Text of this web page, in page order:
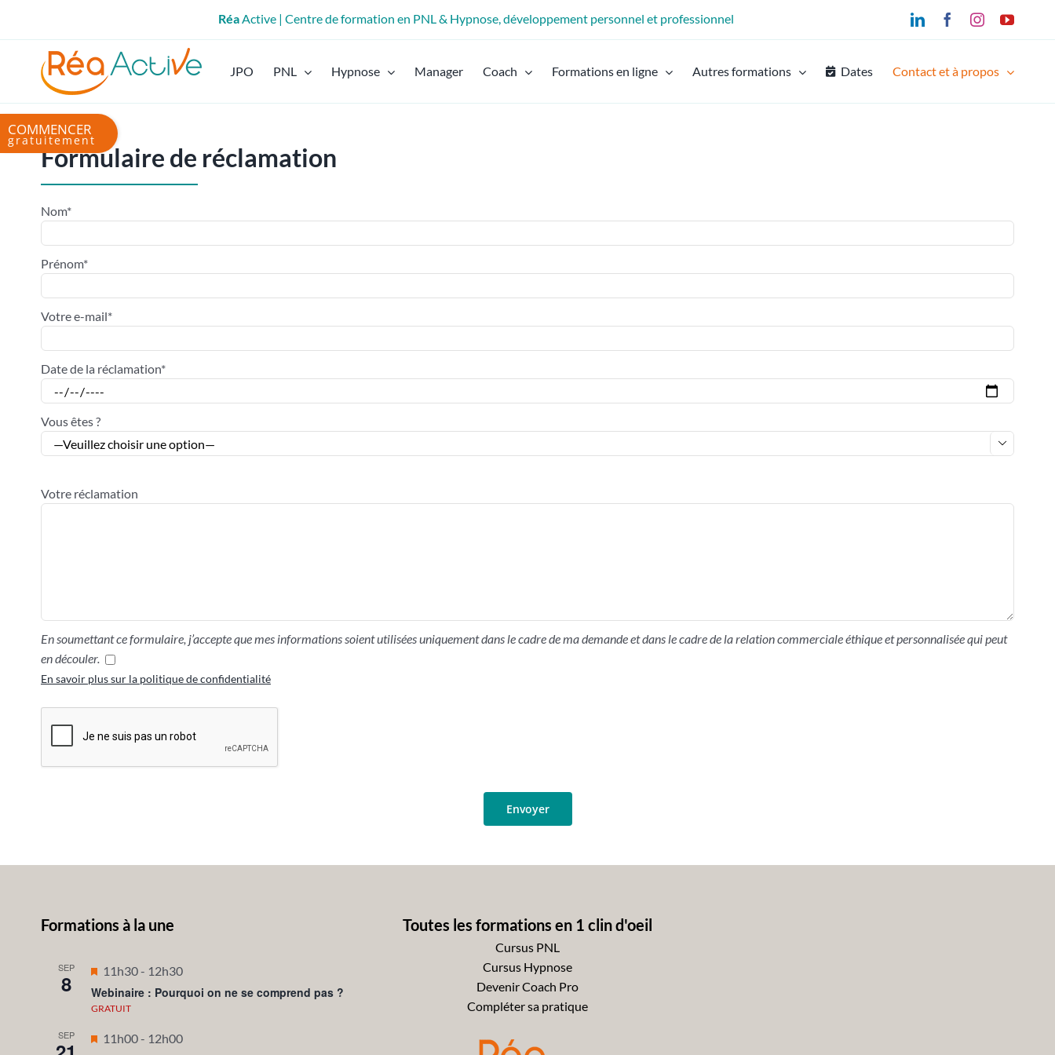
RéaActive | Centre de formation en PNL & Hypnose, développement personnel et professionnel LinkedInFacebookInstagram
JPO PNL Hypnose Manager Coach Formations en ligne Autres formations Dates Contact et à propos
Formulaire de réclamation
Nom*
Prénom*
Votre e-mail*
Date de la réclamation*
Vous êtes ?

Votre réclamation
En soumettant ce formulaire, j’accepte que mes informations soient utilisées uniquement dans le cadre de ma demande et dans le cadre de la relation commerciale éthique et personnalisée qui peut
en découler.
En savoir plus sur la politique de confidentialité
Formations à la une
SEP
8
Mis
en
avant
11h30- 12h30
Webinaire : Pourquoi on ne se comprend pas ?
GRATUIT
SEP
Mis
11h00- 12h00
Toutes les formations en 1 clin d'oeil
Cursus PNL
Cursus Hypnose
Devenir Coach Pro
Compléter sa pratique
Bascule
de
coulissante